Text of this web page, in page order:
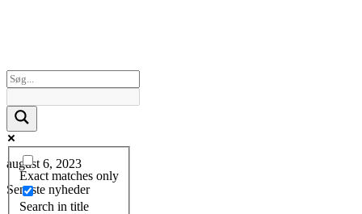
Exact matches only
Search in title
august 6, 2023
Seneste nyheder